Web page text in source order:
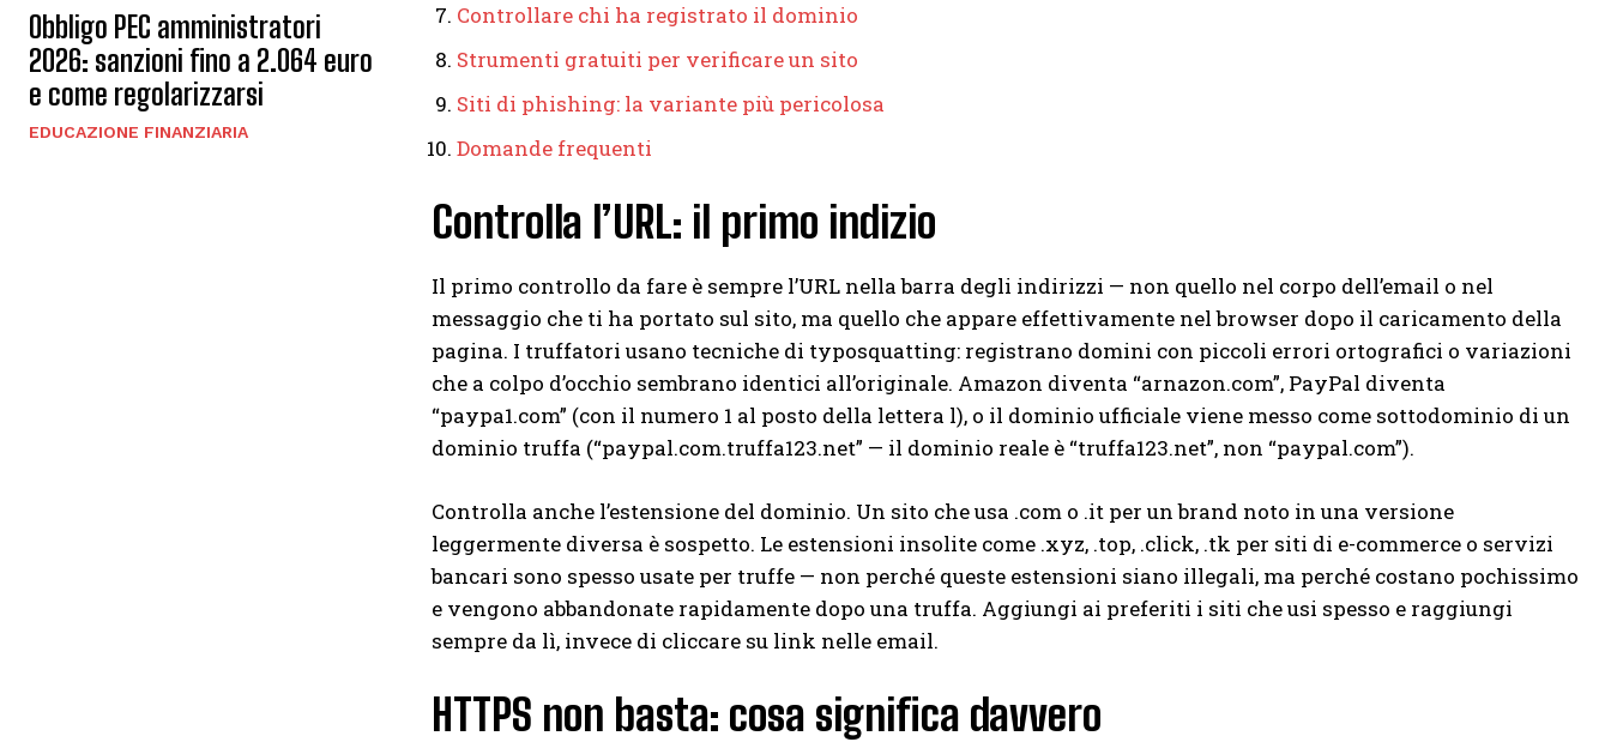
Obbligo PEC amministratori
2026: sanzioni fino a 2.064 euro
e come regolarizzarsi
EDUCAZIONE FINANZIARIA
Controllare chi ha registrato il dominio
Strumenti gratuiti per verificare un sito
Siti di phishing: la variante più pericolosa
Domande frequenti
Controlla l’URL: il primo indizio
Il primo controllo da fare è sempre l’URL nella barra degli indirizzi — non quello nel corpo dell’email o nel
messaggio che ti ha portato sul sito, ma quello che appare effettivamente nel browser dopo il caricamento della
pagina. I truffatori usano tecniche di typosquatting: registrano domini con piccoli errori ortografici o variazioni
che a colpo d’occhio sembrano identici all’originale. Amazon diventa “arnazon.com”, PayPal diventa
“paypa1.com” (con il numero 1 al posto della lettera l), o il dominio ufficiale viene messo come sottodominio di un
dominio truffa (“paypal.com.truffa123.net” — il dominio reale è “truffa123.net”, non “paypal.com”).
Controlla anche l’estensione del dominio. Un sito che usa .com o .it per un brand noto in una versione
leggermente diversa è sospetto. Le estensioni insolite come .xyz, .top, .click, .tk per siti di e-commerce o servizi
bancari sono spesso usate per truffe — non perché queste estensioni siano illegali, ma perché costano pochissimo
e vengono abbandonate rapidamente dopo una truffa. Aggiungi ai preferiti i siti che usi spesso e raggiungi
sempre da lì, invece di cliccare su link nelle email.
HTTPS non basta: cosa significa davvero